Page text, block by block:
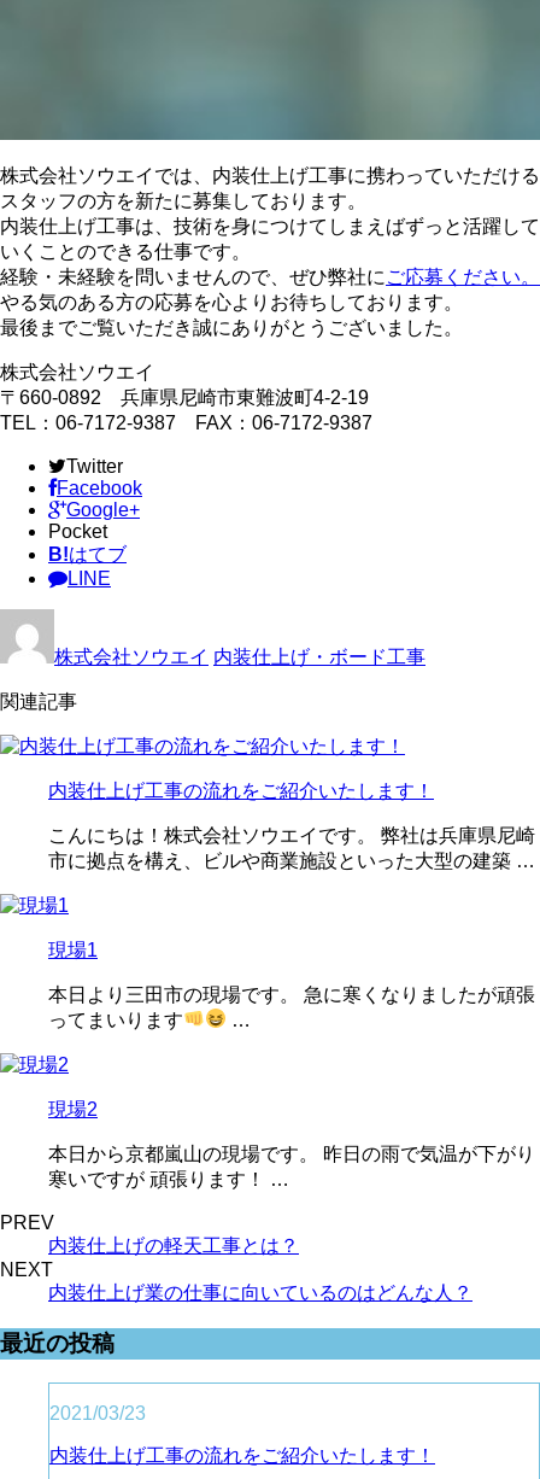
株式会社ソウエイでは、内装仕上げ工事に携わっていただける
スタッフの方を新たに募集しております。
内装仕上げ工事は、技術を身につけてしまえばずっと活躍して
いくことのできる仕事です。
経験・未経験を問いませんので、ぜひ弊社に ご応募ください。
やる気のある方の応募を心よりお待ちしております。
最後までご覧いただき誠にありがとうございました。
株式会社ソウエイ
〒660-0892 兵庫県尼崎市東難波町4-2-19
TEL：06-7172-9387 FAX：06-7172-9387
Twitter
Facebook
Google+
Pocket
B!はてブ
LINE
株式会社ソウエイ 内装仕上げ・ボード工事
関連記事
内装仕上げ工事の流れをご紹介いたします！
こんにちは！株式会社ソウエイです。 弊社は兵庫県尼崎
市に拠点を構え、ビルや商業施設といった大型の建築 …
現場1
本日より三田市の現場です。 急に寒くなりましたが頑張
ってまいります
…
現場2
本日から京都嵐山の現場です。 昨日の雨で気温が下がり
寒いですが 頑張ります！ …
PREV
内装仕上げの軽天工事とは？
NEXT
内装仕上げ業の仕事に向いているのはどんな人？
最近の投稿
2021/03/23
内装仕上げ工事の流れをご紹介いたします！